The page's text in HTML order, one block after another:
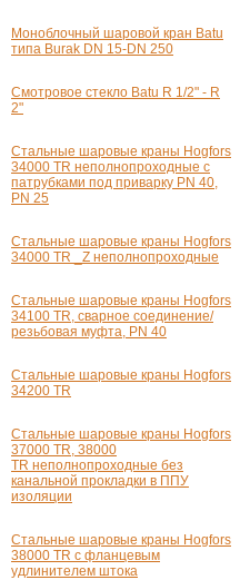
Моноблочный шаровой кран Batu
типа Burak DN 15-DN 250
Смотровое стекло Batu R 1/2" - R
2"
Стальные шаровые краны Hogfors
34000 TR неполнопроходные с
патрубками под приварку PN 40,
PN 25
Стальные шаровые краны Hogfors
34000 TR _Z неполнопроходные
Стальные шаровые краны Hogfors
34100 TR, сварное соединение/
резьбовая муфта, PN 40
Стальные шаровые краны Hogfors
34200 TR
Стальные шаровые краны Hogfors
37000 TR, 38000
TR неполнопроходные без
канальной прокладки в ППУ
изоляции
Стальные шаровые краны Hogfors
38000 TR с фланцевым
удлинителем штока